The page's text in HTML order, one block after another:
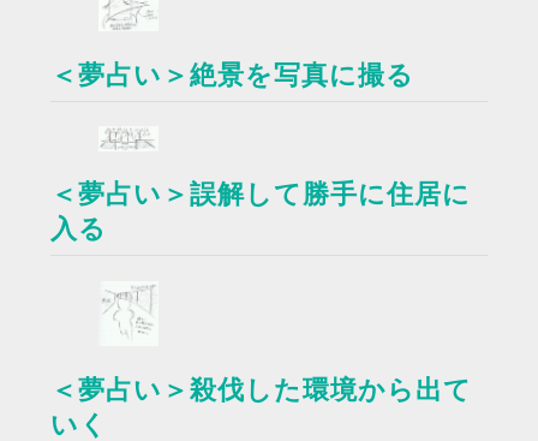
＜夢占い＞絶景を写真に撮る
＜夢占い＞誤解して勝手に住居に
入る
＜夢占い＞殺伐した環境から出て
いく